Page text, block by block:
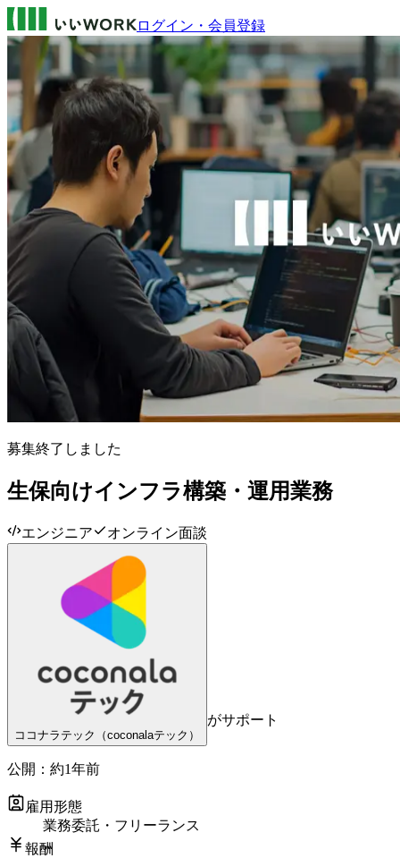
ログイン・会員登録
募集終了しました
生保向けインフラ構築・運用業務
エンジニア オンライン面談
ココナラテック（coconalaテック）
がサポート
公開： 約1年前
雇用形態
業務委託・フリーランス
報酬